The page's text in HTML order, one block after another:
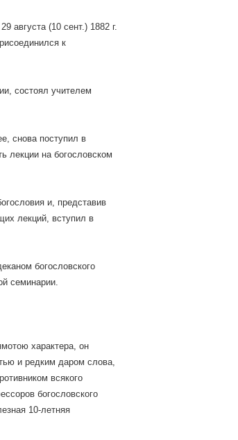
августа (10 сент.) 1882 г.
к
состоял учителем
снова поступил в
лекции на богословском
и, представив
лекций, вступил в
богословского
семинарии.
характера, он
и редким даром слова,
всякого
богословского
10-летняя